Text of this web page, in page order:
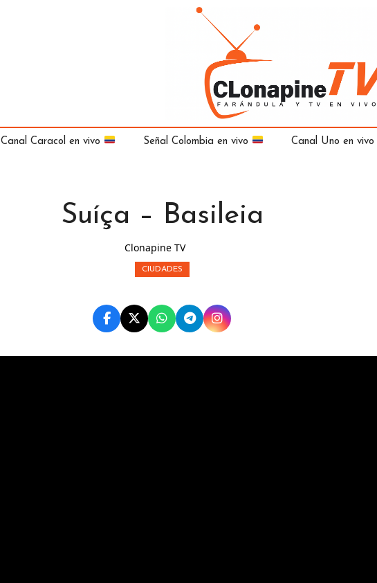
Canal Caracol en vivo Señal Colombia en vivo Canal Uno en vivo
Suíça – Basileia
Clonapine TV
CIUDADES